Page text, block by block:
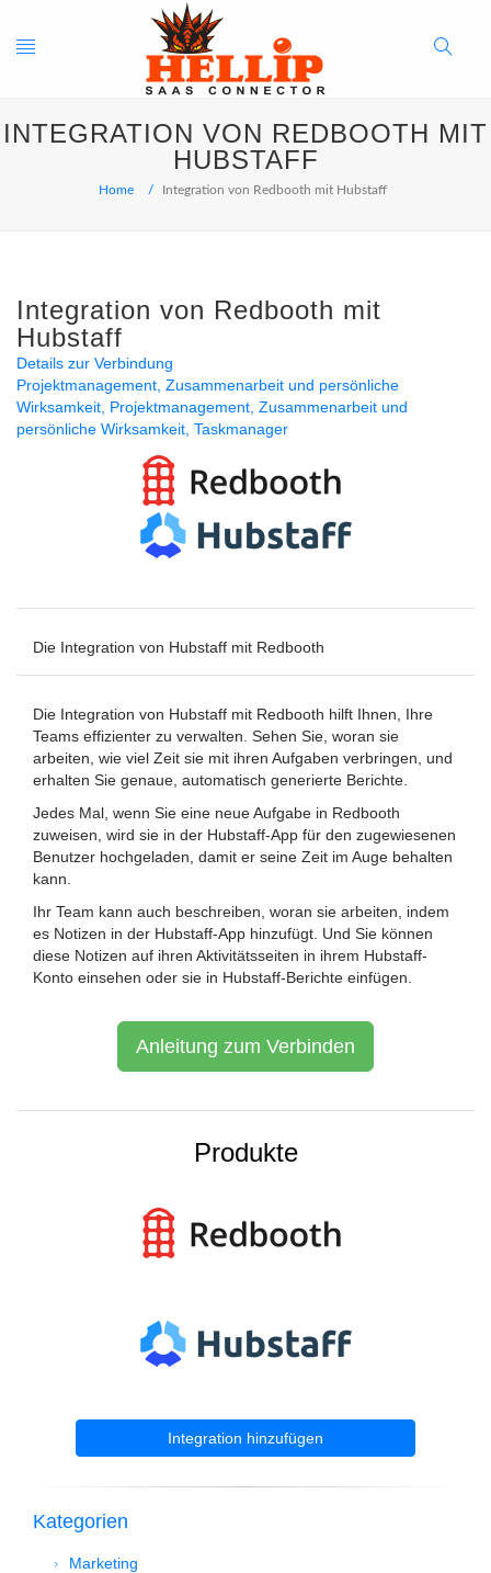
Toggle
navigation
Search
Button
INTEGRATION VON REDBOOTH MIT
HUBSTAFF
Home Integration von Redbooth mit Hubstaff
Integration von Redbooth mit
Hubstaff
Details zur Verbindung
Projektmanagement Zusammenarbeit und persönliche
Wirksamkeit Projektmanagement Zusammenarbeit und
persönliche Wirksamkeit Taskmanager
Die Integration von Hubstaff mit Redbooth
Die Integration von Hubstaff mit Redbooth hilft Ihnen, Ihre
Teams effizienter zu verwalten. Sehen Sie, woran sie
arbeiten, wie viel Zeit sie mit ihren Aufgaben verbringen, und
erhalten Sie genaue, automatisch generierte Berichte.
Jedes Mal, wenn Sie eine neue Aufgabe in Redbooth
zuweisen, wird sie in der Hubstaff-App für den zugewiesenen
Benutzer hochgeladen, damit er seine Zeit im Auge behalten
kann.
Ihr Team kann auch beschreiben, woran sie arbeiten, indem
es Notizen in der Hubstaff-App hinzufügt. Und Sie können
diese Notizen auf ihren Aktivitätsseiten in ihrem Hubstaff-
Konto einsehen oder sie in Hubstaff-Berichte einfügen.
Anleitung zum Verbinden
Produkte
Integration hinzufügen
Kategorien
Marketing